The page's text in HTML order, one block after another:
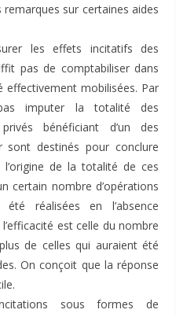
sur certaines aides
les effets incitatifs des
pas de comptabiliser dans
effectivement mobilisées. Par
imputer la totalité des
bénéficiant d’un des
sont destinés pour conclure
de la totalité de ces
certain nombre d’opérations
été réalisées en l’absence
est celle du nombre
de celles qui auraient été
On conçoit que la réponse
sous formes de